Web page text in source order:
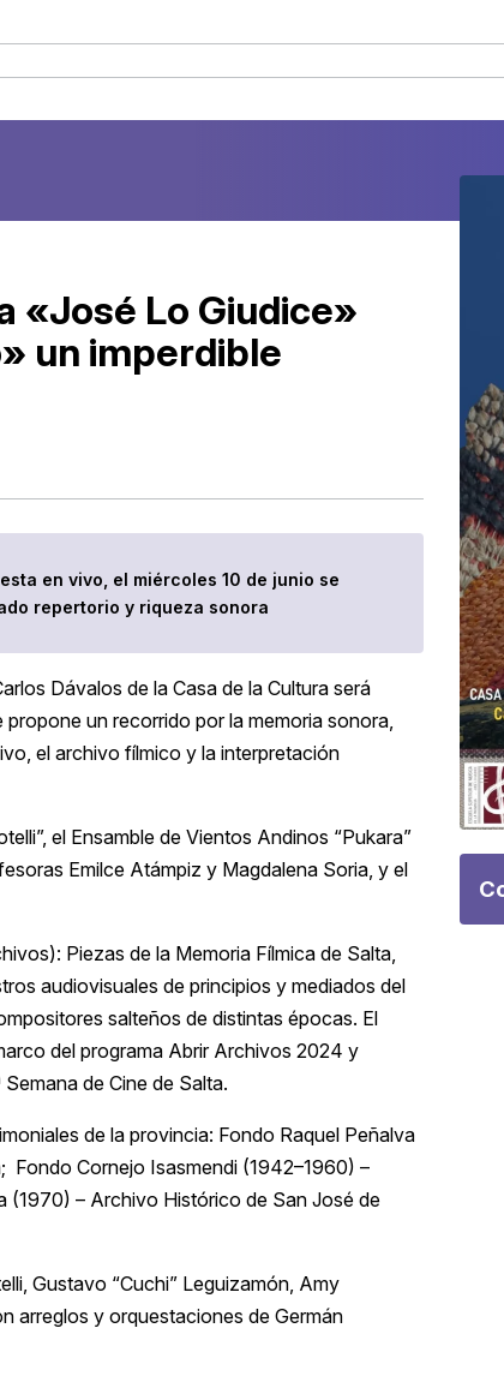
«José Lo Giudice»
un imperdible
en vivo, el miércoles 10 de junio se
repertorio y riqueza sonora
Dávalos de la Casa de la Cultura será
un recorrido por la memoria sonora,
el archivo fílmico y la interpretación
el Ensamble de Vientos Andinos “Pukara”
Emilce Atámpiz y Magdalena Soria, y el
Piezas de la Memoria Fílmica de Salta,
audiovisuales de principios y mediados del
salteños de distintas épocas. El
del programa Abrir Archivos 2024 y
de Cine de Salta.
de la provincia: Fondo Raquel Peñalva
Fondo Cornejo Isasmendi (1942–1960) –
(1970) – Archivo Histórico de San José de
Gustavo “Cuchi” Leguizamón, Amy
arreglos y orquestaciones de Germán